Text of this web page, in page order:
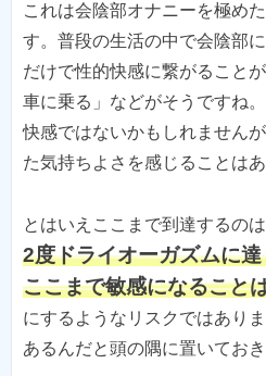
これは会陰部オナニーを極め
す。普段の生活の中で会陰部
だけで性的快感に繋がること
車に乗る」などがそうですね
快感ではないかもしれません
た気持ちよさを感じることはあ
とはいえここまで到達するの
2度ドライオーガズムに
ここまで敏感になること
にするようなリスクではあり
あるんだと頭の隅に置いておき